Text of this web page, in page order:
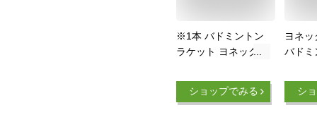
※1本 バドミントン
ラケット ヨネックス
上げ済 バドミントン
ラケット マッスルパ
ショップでみる
ヨネ
バドミ
心者
ンダ
シ